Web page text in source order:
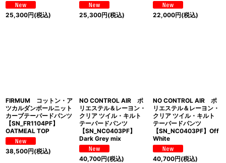
25,300円(税込) 25,300円(税込) 22,000円(税込)
FIRMUM コットン・ア
ツカルダンボールニット
カーブテーパードパンツ
【SN_FR1104PF】
OATMEAL TOP
38,500円(税込)
NO CONTROL AIR ポ
リエステル＆レーヨン・
クリア ツイル・キルト
テーパードパンツ
【SN_NC0403PF】
Dark Grey mix
40,700円(税込)
NO CONTROL AIR ポ
リエステル＆レーヨン・
クリア ツイル・キルト
テーパードパンツ
【SN_NC0403PF】Off
White
40,700円(税込)